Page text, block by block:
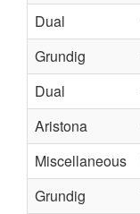
Dual
Grundig
Dual
Aristona
Miscellaneous
Grundig